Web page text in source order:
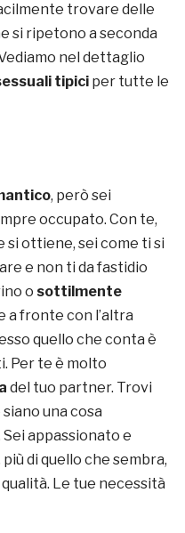
trovare delle
si ripetono a seconda
nel dettaglio
tipiciper tutte le
, però sei
occupato. Con te,
si ottiene, sei come ti si
e non ti da fastidio
o sottilmente
a fronte con l’altra
quello che conta è
Per te è molto
del tuo partner. Trovi
una cosa
appassionato e
più di quello che sembra,
Le tue necessità